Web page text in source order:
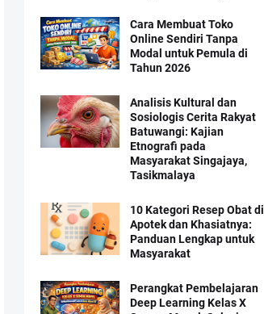
Cara Membuat Toko
Online Sendiri Tanpa
Modal untuk Pemula di
Tahun 2026
Analisis Kultural dan
Sosiologis Cerita Rakyat
Batuwangi: Kajian
Etnografi pada
Masyarakat Singajaya,
Tasikmalaya
10 Kategori Resep Obat di
Apotek dan Khasiatnya:
Panduan Lengkap untuk
Masyarakat
Perangkat Pembelajaran
Deep Learning Kelas X